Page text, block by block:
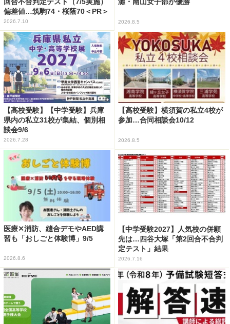
偏差値…筑駒74・桜蔭70＜PR＞
2026.7.10
灘・南山女子部が優勝
2026.8.5
【高校受験】【中学受験】兵庫
県内の私立31校が集結、個別相
談会9/6
2026.7.28
【高校受験】横須賀の私立4校が
参加…合同相談会10/12
2026.8.5
医療✕消防、縫合デモやAED講
習も「おしごと体験博」9/5
2026.8.6
【中学受験2027】人気校の併願
先は…四谷大塚「第2回合不合判
定テスト」結果
2026.7.16